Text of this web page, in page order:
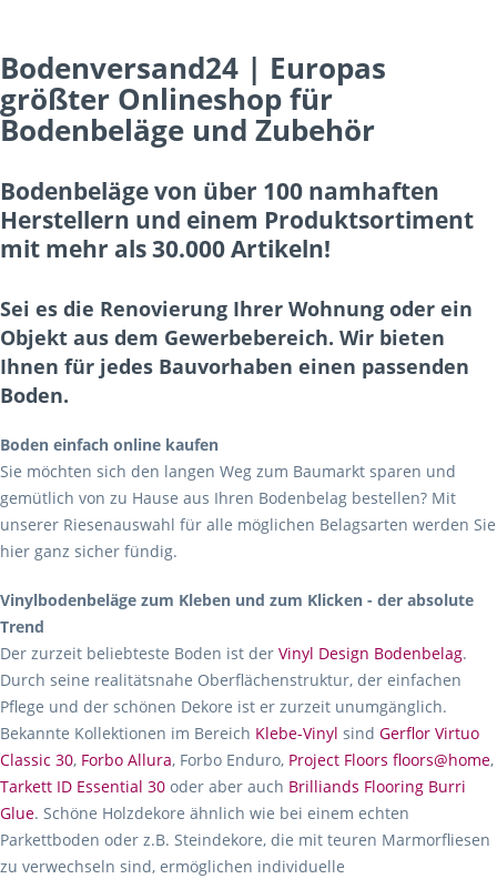
Bodenversand24 | Europas
größter Onlineshop für
Bodenbeläge und Zubehör
Bodenbeläge von über 100 namhaften
Herstellern und einem Produktsortiment
mit mehr als 30.000 Artikeln!
Sei es die Renovierung Ihrer Wohnung oder ein
Objekt aus dem Gewerbebereich. Wir bieten
Ihnen für jedes Bauvorhaben einen passenden
Boden.
Boden einfach online kaufen
Sie möchten sich den langen Weg zum Baumarkt sparen und
gemütlich von zu Hause aus Ihren Bodenbelag bestellen? Mit
unserer Riesenauswahl für alle möglichen Belagsarten werden Sie
hier ganz sicher fündig.
Vinylbodenbeläge zum Kleben und zum Klicken - der absolute
Trend
Der zurzeit beliebteste Boden ist der Vinyl Design Bodenbelag.
Durch seine realitätsnahe Oberflächenstruktur, der einfachen
Pflege und der schönen Dekore ist er zurzeit unumgänglich.
Bekannte Kollektionen im Bereich Klebe-Vinyl sind Gerflor Virtuo
Classic 30, Forbo Allura, Forbo Enduro, Project Floors floors@home,
Tarkett ID Essential 30 oder aber auch Brilliands Flooring Burri
Glue. Schöne Holzdekore ähnlich wie bei einem echten
Parkettboden oder z.B. Steindekore, die mit teuren Marmorfliesen
zu verwechseln sind, ermöglichen individuelle